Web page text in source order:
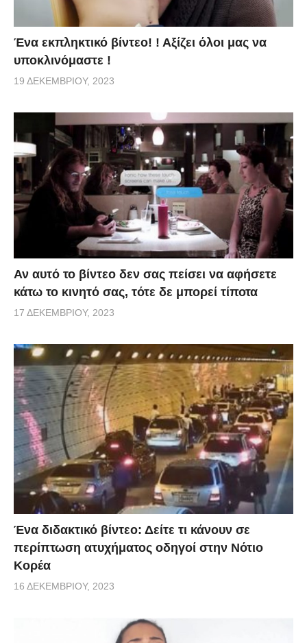
Ένα εκπληκτικό βίντεο! ! Αξίζει όλοι μας να
υποκλινόμαστε !
19 ΔΕΚΕΜΒΡΊΟΥ, 2023
Αν αυτό το βίντεο δεν σας πείσει να αφήσετε
κάτω το κινητό σας, τότε δε μπορεί τίποτα
17 ΔΕΚΕΜΒΡΊΟΥ, 2023
Ένα διδακτικό βίντεο: Δείτε τι κάνουν σε
περίπτωση ατυχήματος οδηγοί στην Νότιο
Κορέα
16 ΔΕΚΕΜΒΡΊΟΥ, 2023